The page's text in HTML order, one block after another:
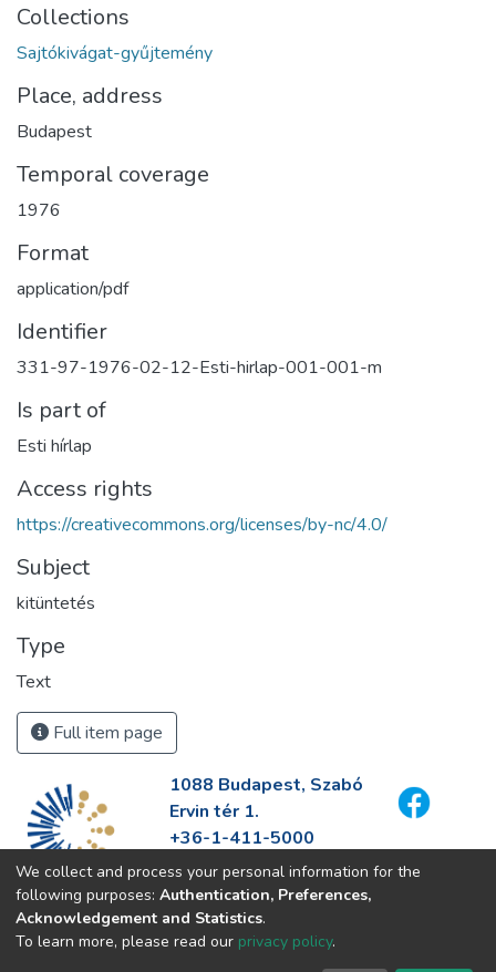
Collections
Sajtókivágat-gyűjtemény
Place, address
Budapest
Temporal coverage
1976
Format
application/pdf
Identifier
331-97-1976-02-12-Esti-hirlap-001-001-m
Is part of
Esti hírlap
Access rights
https://creativecommons.org/licenses/by-nc/4.0/
Subject
kitüntetés
Type
Text
Full item page
1088 Budapest, Szabó
Ervin tér 1.
+36-1-411-5000
info@fszek.hu
https://fszek.hu
We collect and process your personal information for the
following purposes: Authentication, Preferences,
Acknowledgement and Statistics.
To learn more, please read our privacy policy.